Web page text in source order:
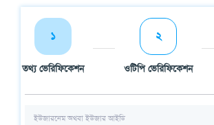
১
তথ্য ভেরিফিকেশন
২
ওটিপি ভেরিফিকেশন